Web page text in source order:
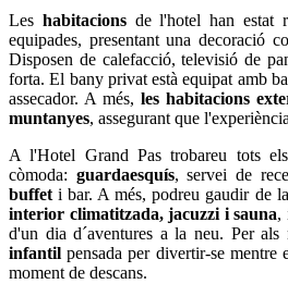
Les habitacionsde l'hotel han estat
equipades, presentant una decoració
Disposen de calefacció, televisió de
forta. El bany privat està equipat amb
assecador. A més, les habitacions
muntanyes, assegurant que
A l'Hotel Grand Pas trobareu tots els
còmoda: guardaesquís, servei de
buffeti bar. A més, podreu gaudir de
interior climatitzada, jacuzzi i sauna,
d'un dia d´aventures a la neu. Per
infantil pensada per divertir-se mentre
moment de descans.